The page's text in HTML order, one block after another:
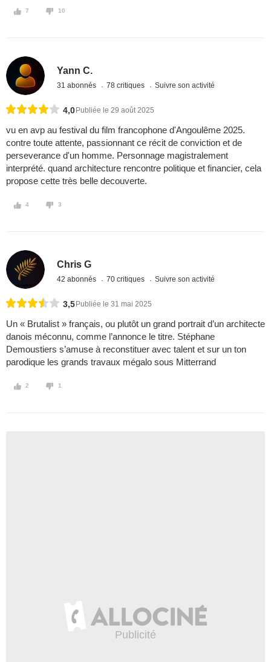
7 10
Yann C.
31 abonnés 78 critiques Suivre son activité
4,0 Publiée le 29 août 2025
vu en avp au festival du film francophone d'Angoulême 2025.
contre toute attente, passionnant ce récit de conviction et de
perseverance d'un homme. Personnage magistralement
interprété. quand architecture rencontre politique et financier, cela
propose cette très belle decouverte.
4 3
Chris G
42 abonnés 70 critiques Suivre son activité
3,5 Publiée le 31 mai 2025
Un « Brutalist » français, ou plutôt un grand portrait d’un architecte
danois méconnu, comme l’annonce le titre. Stéphane
Demoustiers s’amuse à reconstituer avec talent et sur un ton
parodique les grands travaux mégalo sous Mitterrand
2 1